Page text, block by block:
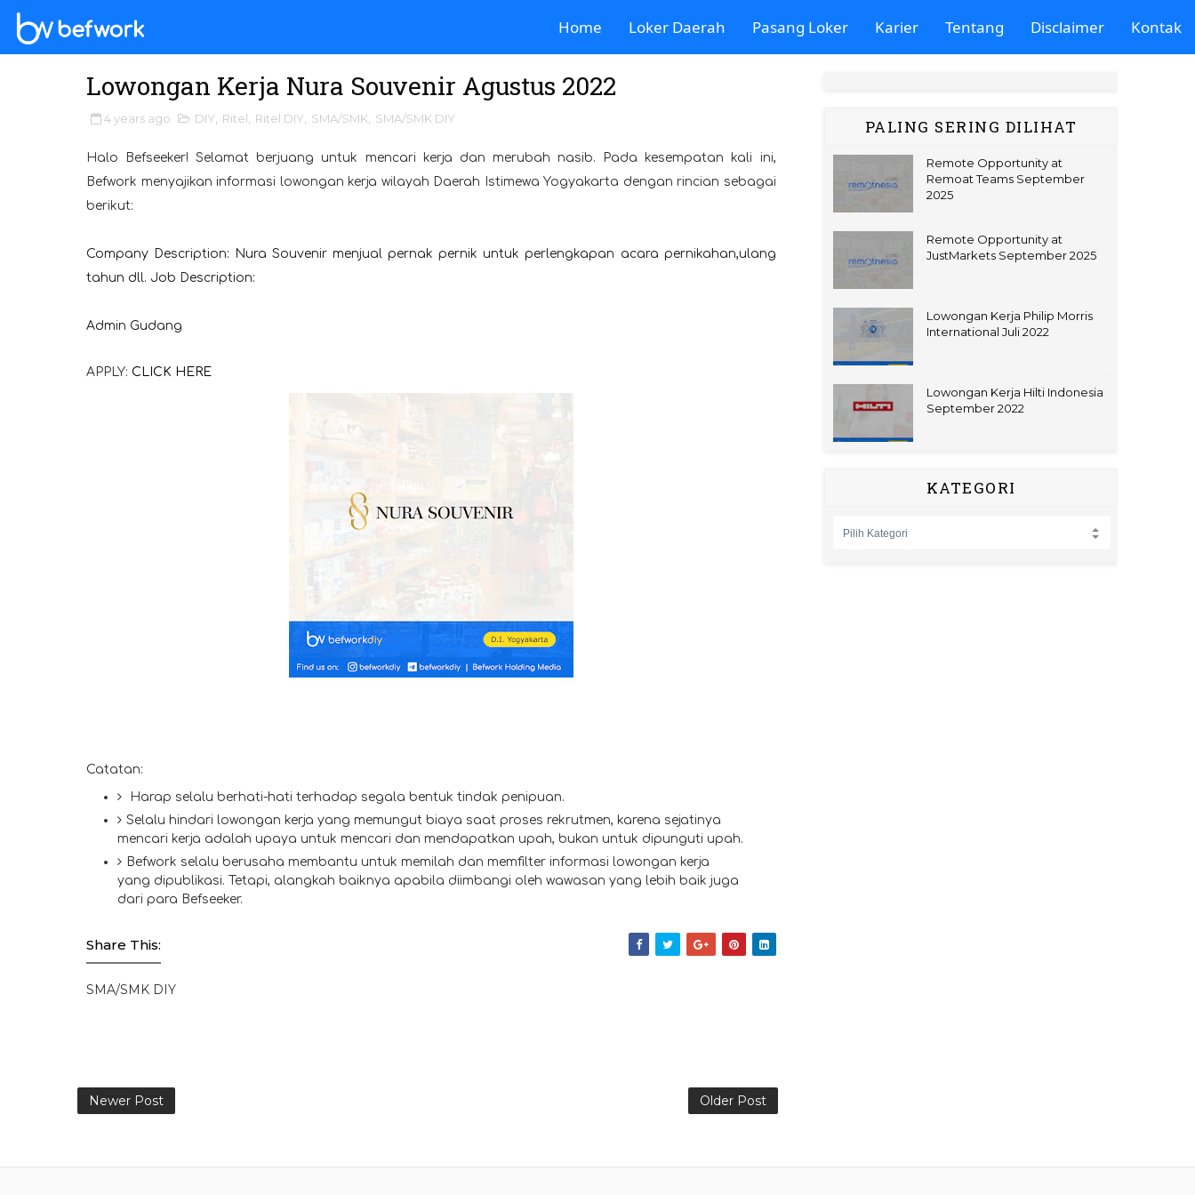
Home Loker Daerah Pasang Loker Karier Tentang Disclaimer Kontak
Lowongan Kerja Nura Souvenir Agustus 2022
4 years ago DIY Ritel Ritel DIY SMA/SMK SMA/SMK DIY
Halo Befseeker! Selamat berjuang untuk mencari kerja dan merubah nasib. Pada kesempatan kali ini,
Befwork menyajikan informasi lowongan kerja wilayah Daerah Istimewa Yogyakarta dengan rincian sebagai
berikut:
Company Description: Nura Souvenir menjual pernak pernik untuk perlengkapan acara pernikahan,ulang
tahun dll. Job Description:
Admin Gudang
APPLY: CLICK HERE
Catatan:
Harap selalu berhati-hati terhadap segala bentuk tindak penipuan.
Selalu hindari lowongan kerja yang memungut biaya saat proses rekrutmen, karena sejatinya
mencari kerja adalah upaya untuk mencari dan mendapatkan upah, bukan untuk dipunguti upah.
Befwork selalu berusaha membantu untuk memilah dan memfilter informasi lowongan kerja
yang dipublikasi. Tetapi, alangkah baiknya apabila diimbangi oleh wawasan yang lebih baik juga
dari para Befseeker.
Share This:
SMA/SMK DIY
Newer Post Older Post
PALING SERING DILIHAT
Remote Opportunity at
Remoat Teams September
2025
Remote Opportunity at
JustMarkets September 2025
Lowongan Kerja Philip Morris
International Juli 2022
Lowongan Kerja Hilti Indonesia
September 2022
KATEGORI